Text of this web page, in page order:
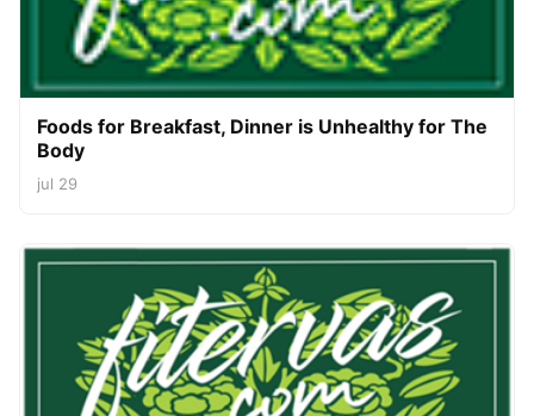
Foods for Breakfast, Dinner is Unhealthy for The
Body
jul 29